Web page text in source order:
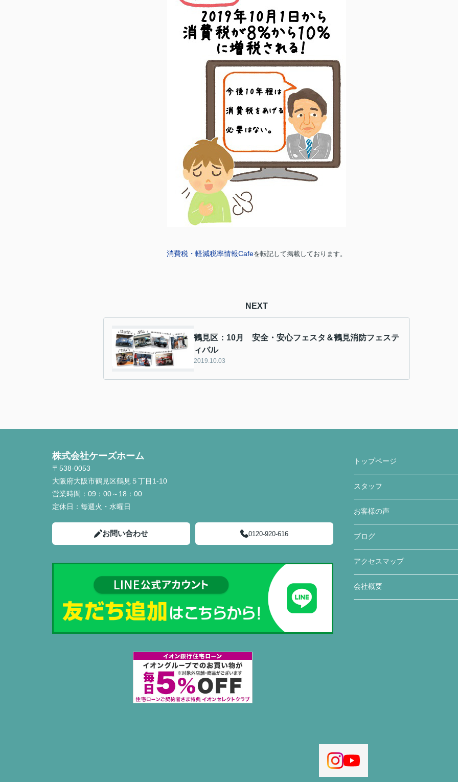
消費税・軽減税率情報Cafeを転記して掲載しております。
NEXT
鶴見区：10月 安全・安心フェスタ＆鶴見消防フェステ
ィバル
2019.10.03
株式会社ケーズホーム
〒538-0053
大阪府大阪市鶴見区鶴見５丁目1-10
営業時間： 09：00～18：00
定休日： 毎週火・水曜日
お問い合わせ 0120-920-616
トップページ
スタッフ
お客様の声
ブログ
アクセスマップ
会社概要